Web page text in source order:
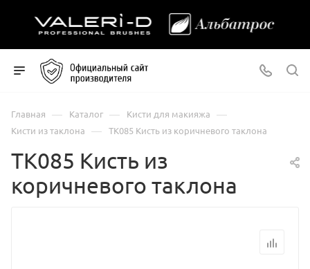
Главная — Каталог — Кисти для макияжа —
Кисти из таклона — ТК085 Кисть из коричневого таклона
ТК085 Кисть из
коричневого таклона